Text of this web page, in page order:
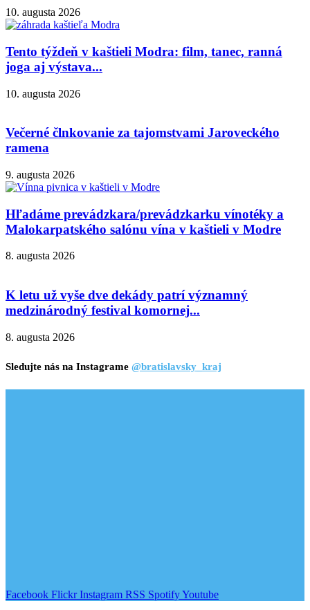
10. augusta 2026
Tento týždeň v kaštieli Modra: film, tanec, ranná
joga aj výstava...
10. augusta 2026
Večerné člnkovanie za tajomstvami Jaroveckého
ramena
9. augusta 2026
Hľadáme prevádzkara/prevádzkarku vínotéky a
Malokarpatského salónu vína v kaštieli v Modre
8. augusta 2026
K letu už vyše dve dekády patrí významný
medzinárodný festival komornej...
8. augusta 2026
Sledujte nás na Instagrame @bratislavsky_kraj
Facebook Flickr Instagram RSS SpotifyYoutube